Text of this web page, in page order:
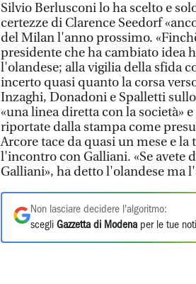
Silvio Berlusconi lo ha scelto e
certezze di Clarence Seedorf
del Milan l'anno prossimo.
presidente che ha cambiato idea
l'olandese; alla vigilia della sfida
incerto quasi quanto la corsa
Inzaghi, Donadoni e Spalletti
«una linea diretta con la società»
riportate dalla stampa come
Arcore tace da quasi un mese e
l'incontro con Galliani. «Se avete
Galliani», ha detto l'olandese ma
Non lasciare decidere l'algoritmo:
scegli Gazzetta di Modena per le tue